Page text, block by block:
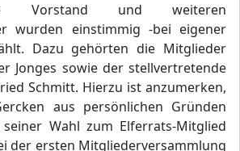
Vorstand und weiteren
wurden einstimmig -bei eigener
Dazu gehörten die Mitglieder
Jonges sowie der stellvertretende
Schmitt. Hierzu ist anzumerken,
aus persönlichen Gründen
Wahl zum Elferrats-Mitglied
der ersten Mitgliederversammlung